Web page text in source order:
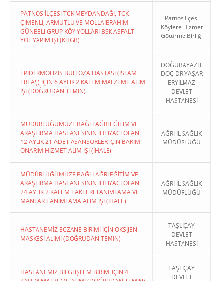
PATNOS İLÇESI TCK MEYDANDAĞI, TCK
ÇIMENLI, ARMUTLU VE MOLLAIBRAHIM-
GÜNBELI GRUP KÖY YOLLARI BSK ASFALT
YOL YAPIM İŞI (KHGB)
Patnos İlçesi
Köylere Hizmet
Götürme Birliği
EPİDERMOLİZİS BULLOZA HASTASI (İSLAM
ERTAŞ) İÇİN 6 AYLIK 2 KALEM MALZEME ALIM
İŞİ (DOĞRUDAN TEMIN)
DOĞUBAYAZIT
DOÇ DR.YAŞAR
ERYILMAZ
DEVLET
HASTANESİ
MÜDÜRLÜĞÜMÜZE BAĞLI AĞRI EĞİTİM VE
ARAŞTIRMA HASTANESİNİN İHTİYACI OLAN
12 AYLIK 21 ADET ASANSÖRLER İÇİN BAKIM
ONARIM HİZMET ALIM İŞİ (İHALE)
AĞRI İL SAĞLIK
MÜDÜRLÜĞÜ
MÜDÜRLÜĞÜMÜZE BAĞLI AĞRI EĞİTİM VE
ARAŞTIRMA HASTANESİNİN İHTİYACI OLAN
24 AYLIK 2 KALEM BAKTERİ TANIMLAMA VE
MANTAR TANIMLAMA ALIM İŞİ (İHALE)
AĞRI İL SAĞLIK
MÜDÜRLÜĞÜ
HASTANEMİZ ECZANE BİRİMİ İÇİN OKSİJEN
MASKESİ ALIMI (DOĞRUDAN TEMIN)
TAŞLIÇAY
DEVLET
HASTANESİ
HASTANEMİZ BİLGİ İŞLEM BİRİMİ İÇİN 4
TAŞLIÇAY
DEVLET